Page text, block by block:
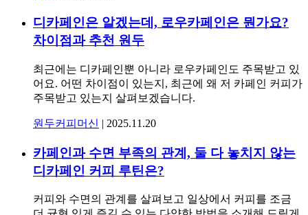
디카페인은 알겠는데, 로우카페인은 뭔가요?
차이점과 추천 원두
최근에는 디카페인뿐 아니라 로우카페인도 주목받고 있
어요. 어떤 차이점이 있는지, 최근에 왜 저 카페인 커피가
주목받고 있는지 살펴보겠습니다.
원두커피머신 | 2025.11.20
카페인과 수면 부족의 관계, 둘 다 놓치지 않는
디카페인 커피 루틴은?
커피와 수면의 관계를 살펴보고 일상에서 커피를 조금